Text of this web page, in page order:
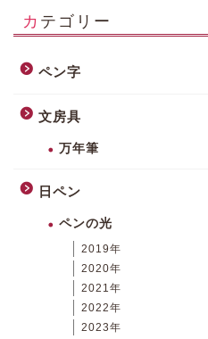
カテゴリー
ペン字
文房具
万年筆
日ペン
ペンの光
2019年
2020年
2021年
2022年
2023年